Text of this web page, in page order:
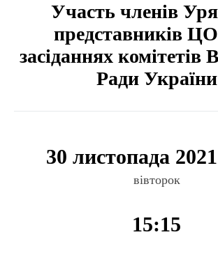
Участь членів
представників
засіданнях комітетів
Ради України
30 листопада
вівторок
15:15